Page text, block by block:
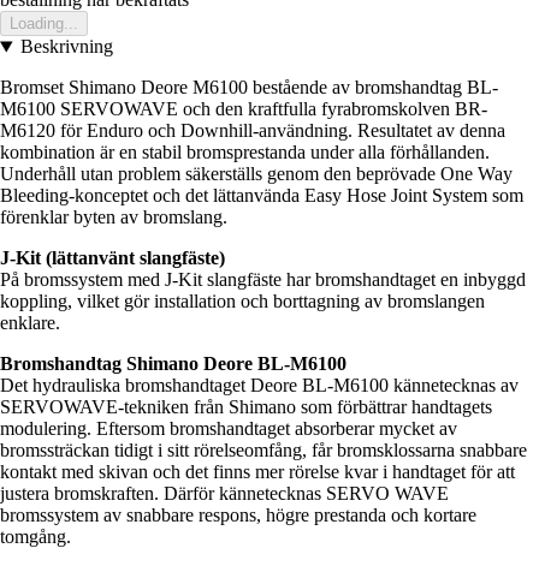
Loading...
Beskrivning
Bromset Shimano Deore M6100 bestående av bromshandtag BL-
M6100 SERVOWAVE och den kraftfulla fyrabromskolven BR-
M6120 för Enduro och Downhill-användning. Resultatet av denna
kombination är en stabil bromsprestanda under alla förhållanden.
Underhåll utan problem säkerställs genom den beprövade One Way
Bleeding-konceptet och det lättanvända Easy Hose Joint System som
förenklar byten av bromslang.
J-Kit (lättanvänt slangfäste)
På bromssystem med J-Kit slangfäste har bromshandtaget en inbyggd
koppling, vilket gör installation och borttagning av bromslangen
enklare.
Bromshandtag Shimano Deore BL-M6100
Det hydrauliska bromshandtaget Deore BL-M6100 kännetecknas av
SERVOWAVE-tekniken från Shimano som förbättrar handtagets
modulering. Eftersom bromshandtaget absorberar mycket av
bromssträckan tidigt i sitt rörelseomfång, får bromsklossarna snabbare
kontakt med skivan och det finns mer rörelse kvar i handtaget för att
justera bromskraften. Därför kännetecknas SERVO WAVE
bromssystem av snabbare respons, högre prestanda och kortare
tomgång.